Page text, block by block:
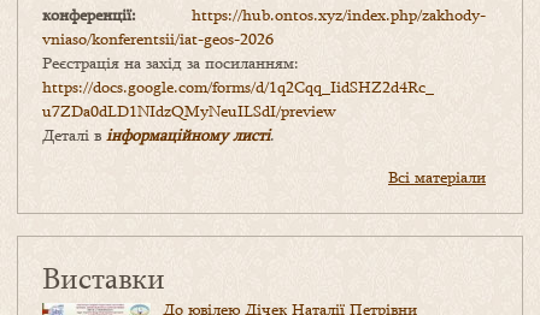
конференції: https://hub.ontos.xyz/index.php/zakhody-
vniaso/konferentsii/iat-geos-2026
Реєстрація на захід за посиланням:
https://docs.google.com/forms/d/1q2Cqq_IidSHZ2d4Rc_
u7ZDa0dLD1NIdzQMyNeuILSdI/preview
Деталі в інформаційному листі.
Всі матеріали
Виставки
До ювілею Дічек Наталії Петрівни